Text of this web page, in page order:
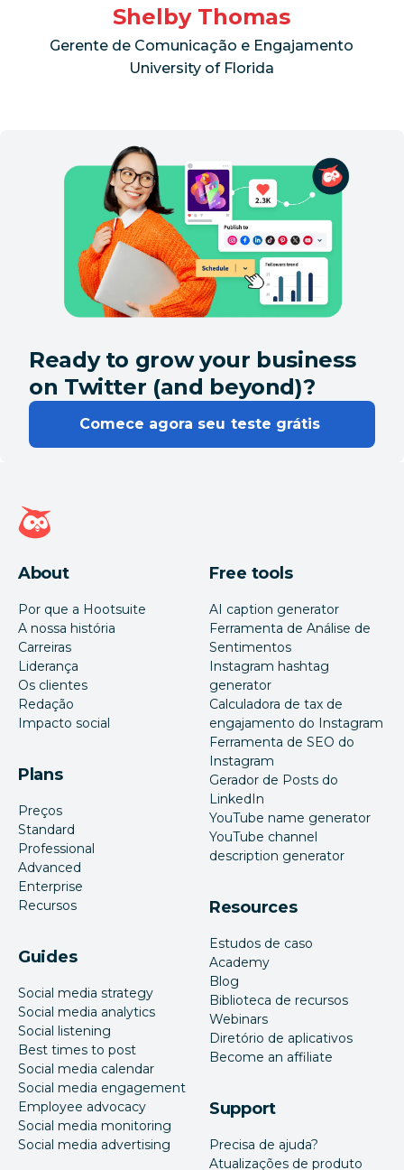
Shelby Thomas
Gerente de Comunicação e Engajamento
University of Florida
Ready to grow your business
on Twitter (and beyond)?
Comece agora seu teste grátis
Página inicial da Hootsuite
About
Por que a Hootsuite
A nossa história
Carreiras
Liderança
Os clientes
Redação
Impacto social
Plans
Preços
Standard
Professional
Advanced
Enterprise
Recursos
Guides
Social media strategy
Social media analytics
Social listening
Best times to post
Social media calendar
Social media engagement
Employee advocacy
Social media monitoring
Social media advertising
Free tools
AI caption generator
Ferramenta de Análise de
Sentimentos
Instagram hashtag
generator
Calculadora de tax de
engajamento do Instagram
Ferramenta de SEO do
Instagram
Gerador de Posts do
LinkedIn
YouTube name generator
YouTube channel
description generator
Resources
Estudos de caso
Academy
Blog
Biblioteca de recursos
Webinars
Diretório de aplicativos
Become an affiliate
Support
Precisa de ajuda?
Atualizações de produto